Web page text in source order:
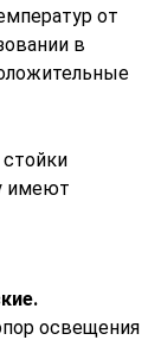
от
в
имеют
освещения